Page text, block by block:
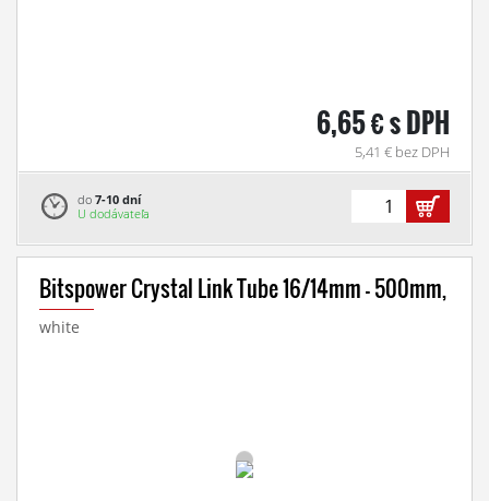
6,65 € s DPH
5,41 € bez DPH
do 7-10 dní
U dodávateľa
Bitspower Crystal Link Tube 16/14mm - 500mm,
white